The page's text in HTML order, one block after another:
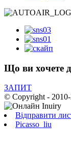
Що ви хочете
ЗАПИТ
© Copyright - 2010-
Відправити
Picasso_liu